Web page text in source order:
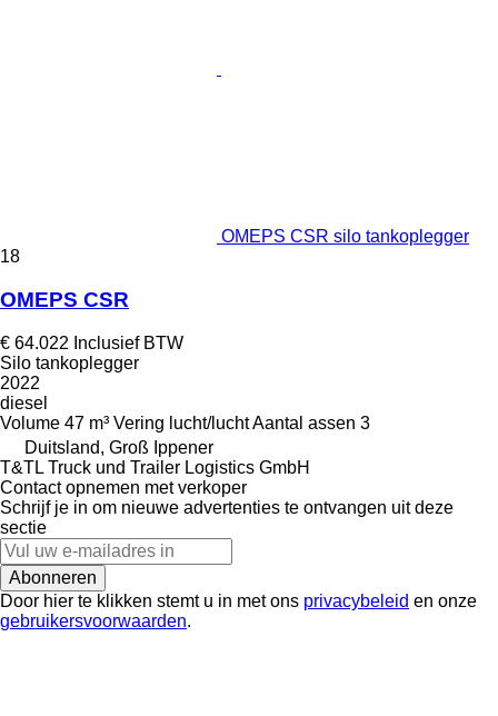
OMEPS CSR silo tankoplegger
18
OMEPS CSR
€ 64.022 Inclusief BTW
Silo tankoplegger
2022
diesel
Volume 47 m³ Vering lucht/luchtAantal assen 3
Duitsland, Groß Ippener
T&TL Truck und Trailer Logistics GmbH
Contact opnemen met verkoper
Schrijf je in om nieuwe advertenties te ontvangen uit deze
sectie
Abonneren
Door hier te klikken stemt u in met ons privacybeleid en onze
gebruikersvoorwaarden.